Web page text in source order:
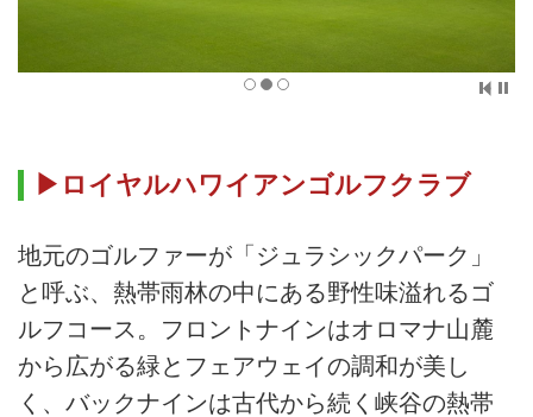
▶ロイヤルハワイアンゴルフクラブ
地元のゴルファーが「ジュラシックパーク」
と呼ぶ、熱帯雨林の中にある野性味溢れるゴ
ルフコース。フロントナインはオロマナ山麓
から広がる緑とフェアウェイの調和が美し
く、バックナインは古代から続く峡谷の熱帯